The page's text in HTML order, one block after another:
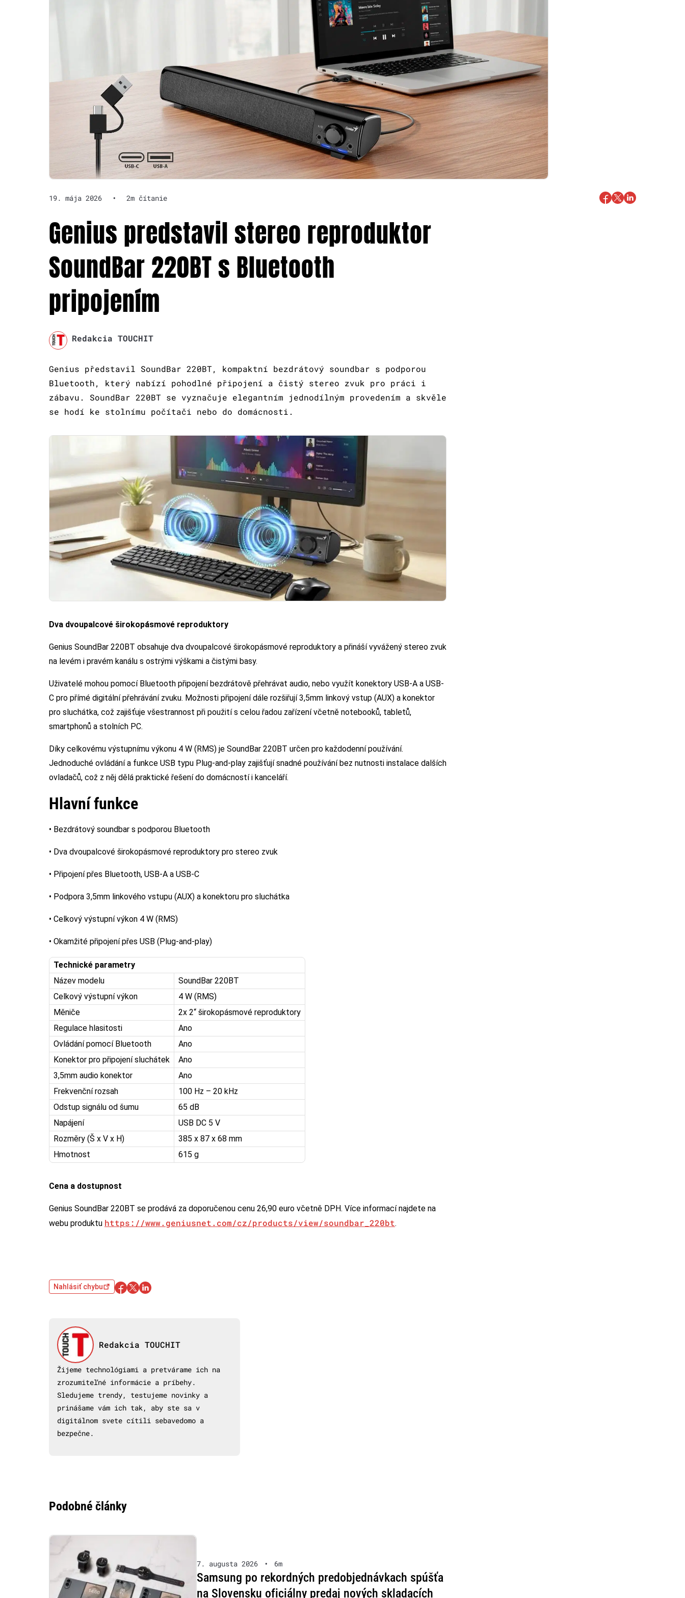
19. mája 2026 • 2m čítanie
Genius predstavil stereo reproduktor
SoundBar 220BT s Bluetooth
pripojením
Redakcia TOUCHIT
Genius představil SoundBar 220BT, kompaktní bezdrátový soundbar s podporou
Bluetooth, který nabízí pohodlné připojení a čistý stereo zvuk pro práci i
zábavu. SoundBar 220BT se vyznačuje elegantním jednodílným provedením a skvěle
se hodí ke stolnímu počítači nebo do domácnosti.
Dva dvoupalcové širokopásmové reproduktory
Genius SoundBar 220BT obsahuje dva dvoupalcové širokopásmové reproduktory a přináší vyvážený stereo zvuk
na levém i pravém kanálu s ostrými výškami a čistými basy.
Uživatelé mohou pomocí Bluetooth připojení bezdrátově přehrávat audio, nebo využít konektory USB-A a USB-
C pro přímé digitální přehrávání zvuku. Možnosti připojení dále rozšiřují 3,5mm linkový vstup (AUX) a konektor
pro sluchátka, což zajišťuje všestrannost při použití s celou řadou zařízení včetně notebooků, tabletů,
smartphonů a stolních PC.
Díky celkovému výstupnímu výkonu 4 W (RMS) je SoundBar 220BT určen pro každodenní používání.
Jednoduché ovládání a funkce USB typu Plug-and-play zajišťují snadné používání bez nutnosti instalace dalších
ovladačů, což z něj dělá praktické řešení do domácností i kanceláří.
Hlavní funkce
• Bezdrátový soundbar s podporou Bluetooth
• Dva dvoupalcové širokopásmové reproduktory pro stereo zvuk
• Připojení přes Bluetooth, USB-A a USB-C
• Podpora 3,5mm linkového vstupu (AUX) a konektoru pro sluchátka
• Celkový výstupní výkon 4 W (RMS)
• Okamžité připojení přes USB (Plug-and-play)
Technické parametry
Název modelu
SoundBar 220BT
Celkový výstupní výkon
4 W (RMS)
Měniče
2x 2“ širokopásmové reproduktory
Regulace hlasitosti
Ano
Ovládání pomocí Bluetooth
Ano
Konektor pro připojení sluchátek
Ano
3,5mm audio konektor
Ano
Frekvenční rozsah
100 Hz – 20 kHz
Odstup signálu od šumu
65 dB
Napájení
USB DC 5 V
Rozměry (Š x V x H)
385 x 87 x 68 mm
Hmotnost
615 g
Cena a dostupnost
Genius SoundBar 220BT se prodává za doporučenou cenu 26,90 euro včetně DPH. Více informací najdete na
webu produktu https://www.geniusnet.com/cz/products/view/soundbar_220bt.
Nahlásiť chybu
Redakcia TOUCHIT
Žijeme technológiami a pretvárame ich na
zrozumiteľné informácie a príbehy.
Sledujeme trendy, testujeme novinky a
prinášame vám ich tak, aby ste sa v
digitálnom svete cítili sebavedomo a
bezpečne.
Podobné články
7. augusta 2026 • 6m
Samsung po rekordných predobjednávkach spúšťa
na Slovensku oficiálny predaj nových skladacích